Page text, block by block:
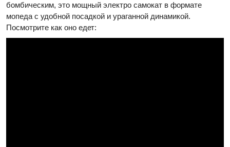
бомбическим, это мощный электро самокат в формате
мопеда с удобной посадкой и ураганной динамикой.
Посмотрите как оно едет: